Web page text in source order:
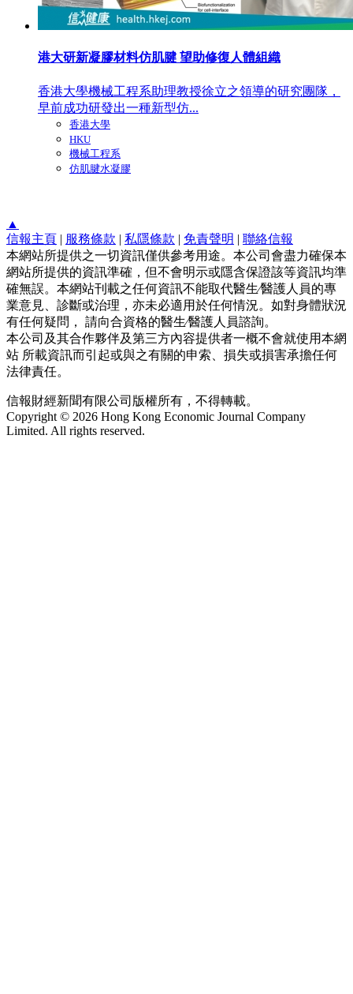
港大研新凝膠材料仿肌腱 望助修復人體組織
香港大學機械工程系助理教授徐立之領導的研究團隊，
早前成功研發出一種新型仿...
香港大學
HKU
機械工程系
仿肌腱水凝膠
▲
信報主頁 | 服務條款 | 私隱條款 | 免責聲明 | 聯絡信報
本網站所提供之一切資訊僅供參考用途。本公司會盡力確保本
網站所提供的資訊準確，但不會明示或隱含保證該等資訊均準
確無誤。本網站刊載之任何資訊不能取代醫生∕醫護人員的專
業意見、診斷或治理，亦未必適用於任何情況。如對身體狀況
有任何疑問， 請向合資格的醫生∕醫護人員諮詢。
本公司及其合作夥伴及第三方內容提供者一概不會就使用本網
站 所載資訊而引起或與之有關的申索、損失或損害承擔任何
法律責任。
信報財經新聞有限公司版權所有，不得轉載。
Copyright © 2026 Hong Kong Economic Journal Company
Limited. All rights reserved.